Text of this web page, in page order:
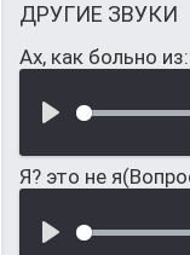
ДРУГИЕ ЗВУКИ
Ах, как больно
Я? это не